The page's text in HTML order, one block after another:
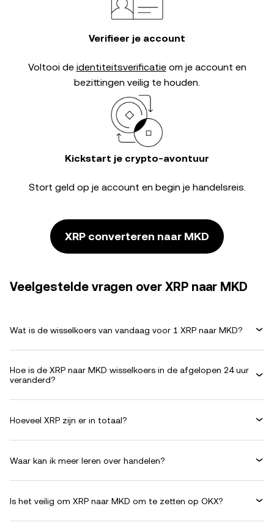
Verifieer je account
Voltooi de identiteitsverificatieom je account en
bezittingen veilig te houden.
Kickstart je crypto-avontuur
Stort geld op je account en begin je handelsreis.
XRP converteren naar MKD
Veelgestelde vragen over XRP naar MKD
Wat is de wisselkoers van vandaag voor 1 XRP naar MKD?
Hoe is de XRP naar MKD wisselkoers in de afgelopen 24 uur
veranderd?
Hoeveel XRP zijn er in totaal?
Waar kan ik meer leren over handelen?
Is het veilig om XRP naar MKD om te zetten op OKX?